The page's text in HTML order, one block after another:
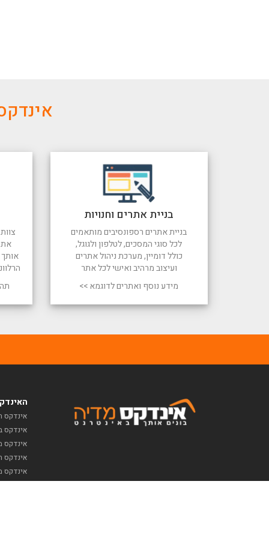
את
אותך
בניית אתרים וחנויות
בניית אתרים רספונסיבים מותאמים
לכל סוגי המסכים, לטלפון ולגוגל,
כולל דומיין, מערכת ניהול אתרים
ועיצוב מרהיב ואישי לכל אתר
מידע נוסף ואתרים לדוגמא >>
אינדקס
אינדקס
אינדקס
אינדקס
אינדקס